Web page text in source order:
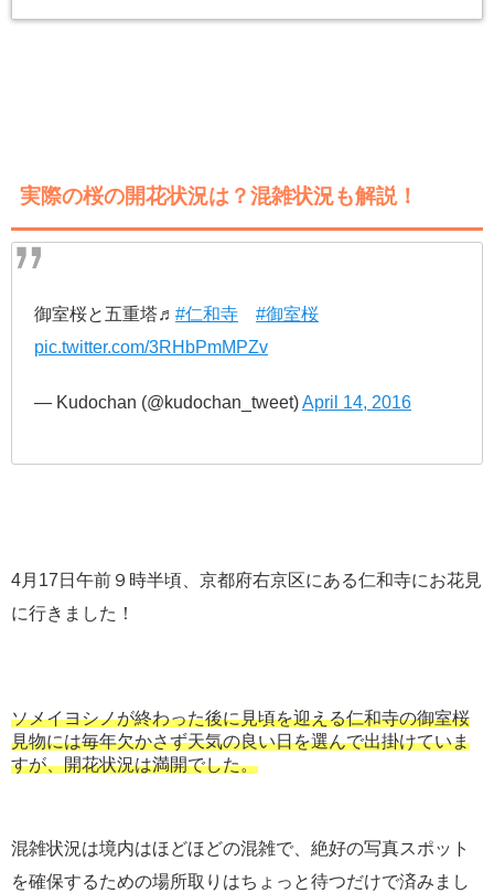
実際の桜の開花状況は？混雑状況も解説！
御室桜と五重塔♬ #仁和寺
#御室桜
pic.twitter.com/3RHbPmMPZv
— Kudochan (@kudochan_tweet)April 14, 2016
4月17日午前９時半頃、京都府右京区にある仁和寺にお花見
に行きました！
ソメイヨシノが終わった後に見頃を迎える仁和寺の御室桜
見物には毎年欠かさず天気の良い日を選んで出掛けていま
すが、開花状況は満開でした。
混雑状況は境内はほどほどの混雑で、絶好の写真スポット
を確保するための場所取りはちょっと待つだけで済みまし